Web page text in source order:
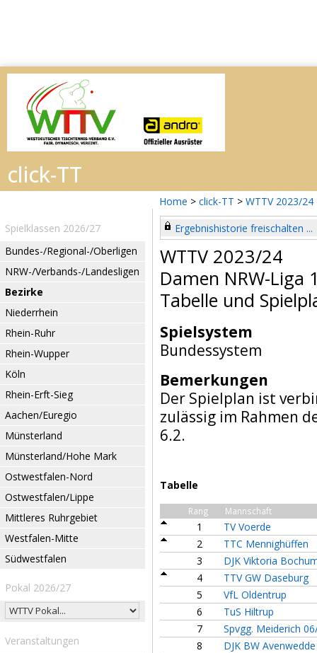
Home > click-TT > WTTV 2023/24
Spielklassen 2026/27
Bundes-/Regional-/Oberligen
NRW-/Verbands-/Landesligen
Bezirke
Niederrhein
Rhein-Ruhr
Rhein-Wupper
Köln
Rhein-Erft-Sieg
Aachen/Euregio
Münsterland
Münsterland/Hohe Mark
Ostwestfalen-Nord
Ostwestfalen/Lippe
Mittleres Ruhrgebiet
Westfalen-Mitte
Südwestfalen
Pokal 2026/27
Veranstaltungen
Ergebnishistorie freischalten ...
WTTV 2023/24
Damen NRW-Liga
Tabelle und
Spielsystem
Bundessystem
Bemerkungen
Der Spielplan ist
zulässig im Rahmen
6.2.
Tabelle
Rang Mannschaft
1
TV Voerde
2
TTC Mennighüffen
3
DJK Viktoria
4
TTV GW Daseburg
5
VfL Oldentrup
6
TuS Hiltrup
7
Spvgg. Meiderich
8
DJK BW Avenwedde